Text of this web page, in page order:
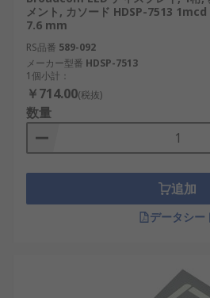
します。
光源が明るすぎる場合、屋内
さを感じることがあります。
表示内容の自由度はLCDに比
とがあります。
LED表示器の選び方
使用用途に応じた最適なLED表示
には、複数の要素を検討する必要
文字高さ：表示内容が明確
LEDの色：緑、赤、橙、黄
メント, カソード HDSP-7513
7.6 mm
RS品番 589-092
メーカー型番 HDSP-7513
1個小計：
￥714.00(税抜)
数量
追加
データシー